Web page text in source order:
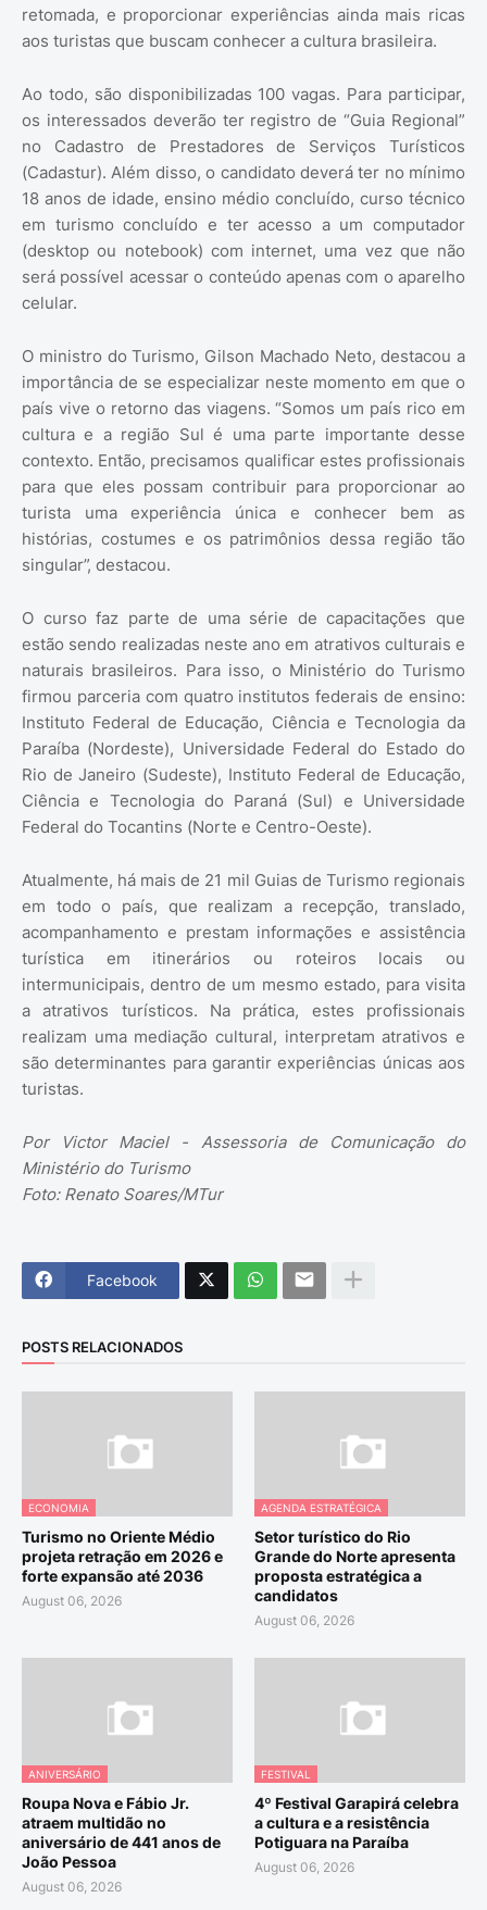
retomada, e proporcionar experiências ainda mais ricas
aos turistas que buscam conhecer a cultura brasileira.
Ao todo, são disponibilizadas 100 vagas. Para participar,
os interessados deverão ter registro de “Guia Regional”
no Cadastro de Prestadores de Serviços Turísticos
(Cadastur). Além disso, o candidato deverá ter no mínimo
18 anos de idade, ensino médio concluído, curso técnico
em turismo concluído e ter acesso a um computador
(desktop ou notebook) com internet, uma vez que não
será possível acessar o conteúdo apenas com o aparelho
celular.
O ministro do Turismo, Gilson Machado Neto, destacou a
importância de se especializar neste momento em que o
país vive o retorno das viagens. “Somos um país rico em
cultura e a região Sul é uma parte importante desse
contexto. Então, precisamos qualificar estes profissionais
para que eles possam contribuir para proporcionar ao
turista uma experiência única e conhecer bem as
histórias, costumes e os patrimônios dessa região tão
singular”, destacou.
O curso faz parte de uma série de capacitações que
estão sendo realizadas neste ano em atrativos culturais e
naturais brasileiros. Para isso, o Ministério do Turismo
firmou parceria com quatro institutos federais de ensino:
Instituto Federal de Educação, Ciência e Tecnologia da
Paraíba (Nordeste), Universidade Federal do Estado do
Rio de Janeiro (Sudeste), Instituto Federal de Educação,
Ciência e Tecnologia do Paraná (Sul) e Universidade
Federal do Tocantins (Norte e Centro-Oeste).
Atualmente, há mais de 21 mil Guias de Turismo regionais
em todo o país, que realizam a recepção, translado,
acompanhamento e prestam informações e assistência
turística em itinerários ou roteiros locais ou
intermunicipais, dentro de um mesmo estado, para visita
a atrativos turísticos. Na prática, estes profissionais
realizam uma mediação cultural, interpretam atrativos e
são determinantes para garantir experiências únicas aos
turistas.
Por Victor Maciel - Assessoria de Comunicação do
Ministério do Turismo
Foto: Renato Soares/MTur
Facebook
POSTS RELACIONADOS
ECONOMIA
Turismo no Oriente Médio
projeta retração em 2026 e
forte expansão até 2036
August 06, 2026
AGENDA ESTRATÉGICA
Setor turístico do Rio
Grande do Norte apresenta
proposta estratégica a
candidatos
August 06, 2026
ANIVERSÁRIO
Roupa Nova e Fábio Jr.
atraem multidão no
aniversário de 441 anos de
João Pessoa
August 06, 2026
FESTIVAL
4º Festival Garapirá celebra
a cultura e a resistência
Potiguara na Paraíba
August 06, 2026